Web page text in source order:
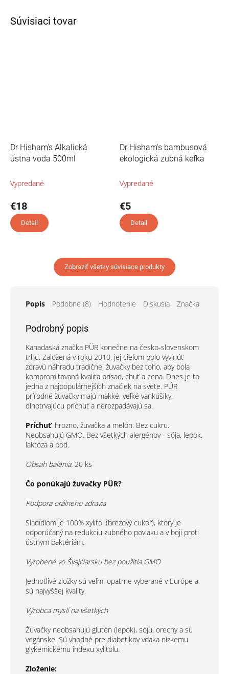
Súvisiaci tovar
Dr Hisham's Alkalická
ústna voda 500ml
Vypredané
€18
Detail
Dr Hisham's bambusová
ekologická zubná kefka
Vypredané
€5
Detail
Zobraziť všetky súvisiace produkty
Popis Podobné (8) Hodnotenie Diskusia Značka
Podrobný popis
Kanadaská značka PÜR konečne na česko-slovenskom
trhu. Založená v roku 2010, jej cieľom bolo vyvinúť
zdravú náhradu tradičnej žuvačky bez toho, aby bola
kompromitovaná kvalita prísad, chuť a cena. Dnes je to
jedna z najpopulárnejších značiek na svete. PÜR
prírodné žuvačky majú mäkké, veľké vankúšiky,
dlhotrvajúcu príchuť a nerozpadávajú sa.
Príchuť: hrozno, žuvačka a melón. Bez cukru.
Neobsahujú GMO. Bez všetkých alergénov - sója, lepok,
laktóza a pod.
Obsah balenia: 20 ks
Čo ponúkajú žuvačky PÜR?
Podpora orálneho zdravia
Sladidlom je 100% xylitol (brezový cukor), ktorý je
odporúčaný na redukciu zubného povlaku a v boji proti
ústnym baktériám.
Vyrobené vo Švajčiarsku bez použitia GMO
Jednotlivé zložky sú veľmi opatrne vyberané v Európe a
sú najvyššej kvality.
Výrobca myslí na všetkých
Žuvačky neobsahujú glutén (lepok), sóju, orechy a sú
vegánske. Sú vhodné pre diabetikov vďaka nízkemu
glykemickému indexu xylitolu.
Zloženie: